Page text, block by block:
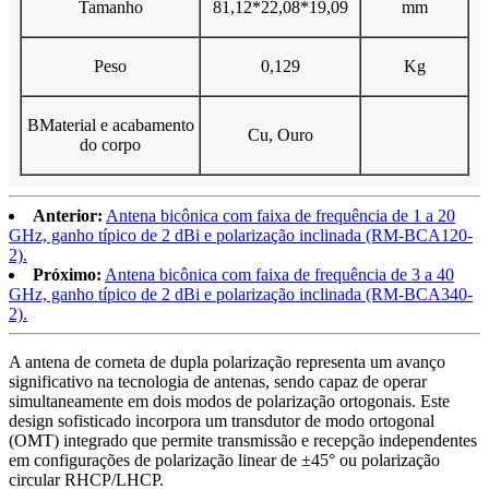
Tamanho 81,12*22,08*19,09 mm
Peso 0,129 Kg
BMaterial e acabamento
do corpo
Cu, Ouro
Anterior: Antena bicônica com faixa de frequência de 1 a 20
GHz, ganho típico de 2 dBi e polarização inclinada (RM-BCA120-
2).
Próximo: Antena bicônica com faixa de frequência de 3 a 40
GHz, ganho típico de 2 dBi e polarização inclinada (RM-BCA340-
2).
A antena de corneta de dupla polarização representa um avanço
significativo na tecnologia de antenas, sendo capaz de operar
simultaneamente em dois modos de polarização ortogonais. Este
design sofisticado incorpora um transdutor de modo ortogonal
(OMT) integrado que permite transmissão e recepção independentes
em configurações de polarização linear de ±45° ou polarização
circular RHCP/LHCP.